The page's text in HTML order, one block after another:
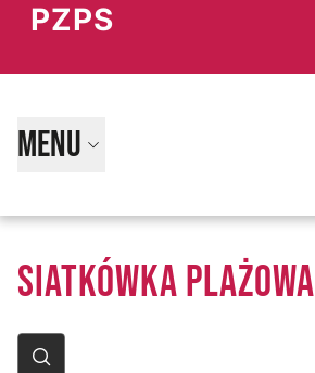
PZPS
Menu
SIATKÓWKA PLAŻOWA